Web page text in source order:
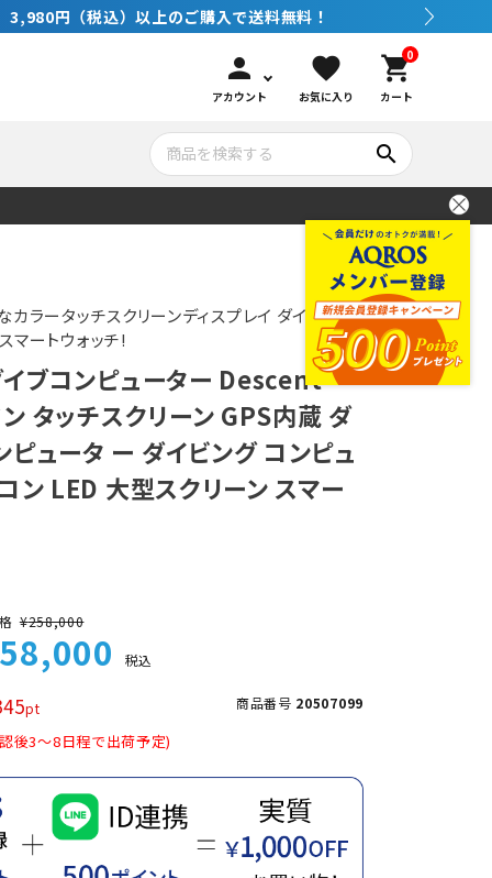
person
アカウント
favorite
お気に入り
0
shopping_cart
カート
水中カメラ機材
メンテナンサービス・交換用パーツ
アウトドア
ブランド紹介
コンセプト
search
カラータッチスクリーンディスプレイ ダイビング
マートウォッチ!
ブコンピューター Descent
タッチスクリーン GPS内蔵 ダ
ピュータ ー ダイビング コンピュ
ン LED 大型スクリーン スマー
¥258,000
税込
商品番号 20507099
後3～8日程で出荷予定)